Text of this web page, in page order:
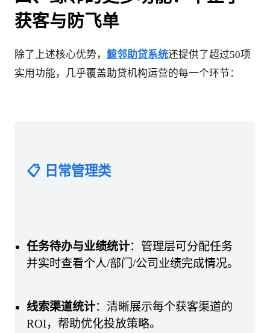
获客与防飞单
除了上述核心优势， 鲸邻助贷系统还提供了超过50项
实用功能，几乎覆盖助贷机构运营的每一个环节：
📋 日常管理类
任务待办与业绩统计：管理层可分配任务
并实时查看个人/部门/公司业绩完成情况。
线索渠道统计：清晰展示每个获客渠道的
ROI，帮助优化投放策略。